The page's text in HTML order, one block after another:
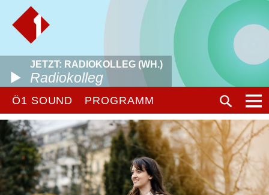
JETZT: RADIOKOLLEG (WH.)
Radiokolleg
Ö1 SOUND PROGRAMM